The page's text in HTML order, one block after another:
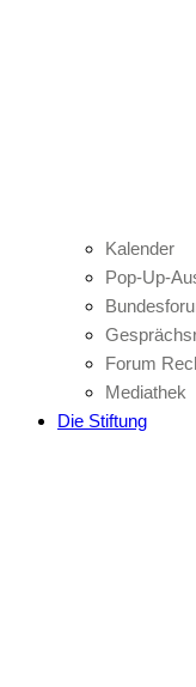
Kalender
Pop-Up-
Forum
Mediathek
Die Stiftung